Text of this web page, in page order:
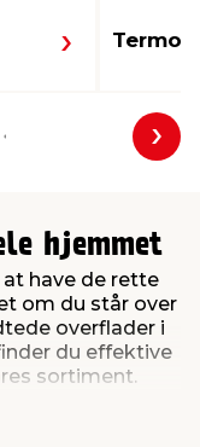
hjemmet
have de rette
om du står over
overflader i
du effektive
sortiment.
udvalg af